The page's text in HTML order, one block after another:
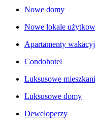
Nowe domy
Nowe lokale
Apartamenty
Condohotel
Luksusowe
Luksusowe domy
Deweloperzy